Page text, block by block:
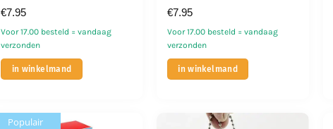
Voor 17.00 besteld = vandaag
verzonden
€7.95
in winkelmand
Voor 17.00 besteld = vandaag
verzonden
€7.95
in winkelmand
Populair